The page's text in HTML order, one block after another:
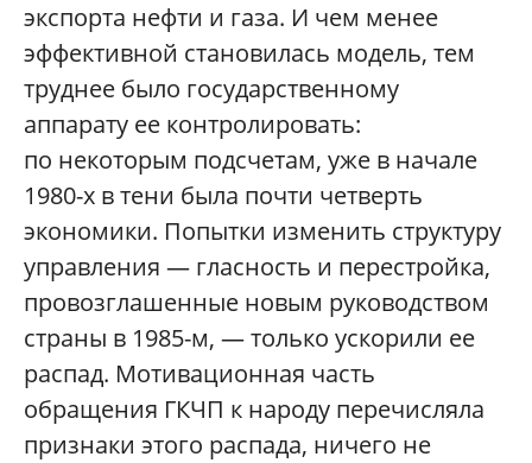
экспорта нефти и газа. И чем менее
эффективной становилась модель, тем
труднее было государственному
аппарату ее контролировать:
по некоторым подсчетам, уже в начале
1980-х в тени была почти четверть
экономики. Попытки изменить структуру
управления — гласность и перестройка,
провозглашенные новым руководством
страны в 1985-м, — только ускорили ее
распад. Мотивационная часть
обращения ГКЧП к народу перечисляла
признаки этого распада, ничего не